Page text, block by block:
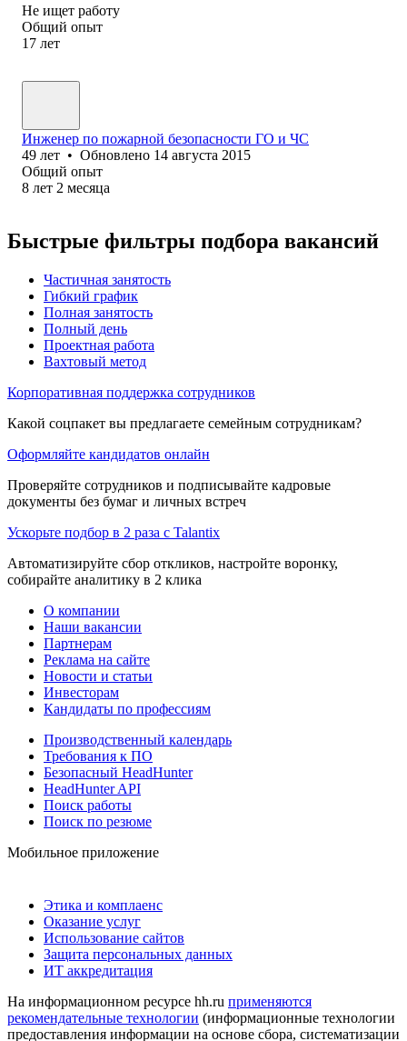
Не ищет работу
Общий опыт
17 лет
Инженер по пожарной безопасности ГО и ЧС
49 лет • Обновлено 14 августа 2015
Общий опыт
8 лет 2 месяца
Быстрые фильтры подбора вакансий
Частичная занятость
Гибкий график
Полная занятость
Полный день
Проектная работа
Вахтовый метод
Корпоративная поддержка сотрудников
Какой соцпакет вы предлагаете семейным сотрудникам?
Оформляйте кандидатов онлайн
Проверяйте сотрудников и подписывайте кадровые
документы без бумаг и личных встреч
Ускорьте подбор в 2 раза с Talantix
Автоматизируйте сбор откликов, настройте воронку,
собирайте аналитику в 2 клика
О компании
Наши вакансии
Партнерам
Реклама на сайте
Новости и статьи
Инвесторам
Кандидаты по профессиям
Производственный календарь
Требования к ПО
Безопасный HeadHunter
HeadHunter API
Поиск работы
Поиск по резюме
Мобильное приложение
Этика и комплаенс
Оказание услуг
Использование сайтов
Защита персональных данных
ИТ аккредитация
На информационном ресурсе hh.ru применяются
рекомендательные технологии (информационные технологии
предоставления информации на основе сбора, систематизации